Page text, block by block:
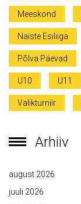
Meeskond
Naiste Esiliiga
Põlva Päevad
U10 U11
Valikturniir
Arhiiv
august 2026
juuli 2026